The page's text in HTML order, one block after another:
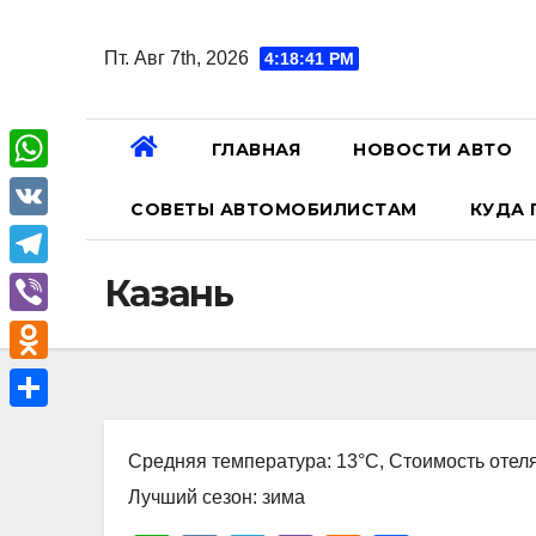
Пт. Авг 7th, 2026 4:18:42 PM
ГЛАВНАЯ НОВОСТИ АВТО
СОВЕТЫ АВТОМОБИЛИСТАМ КУДА
Казань
Средняя температура: 13°C, Стоимость
Лучший сезон: зима
W
h
a
A
V
K
T
e
l
e
V
i
b
O